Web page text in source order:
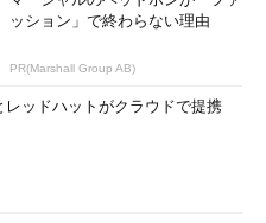
ッション」で終わらない理由
PR(Marshall Group AB)
レッドハットがクラウドで提携